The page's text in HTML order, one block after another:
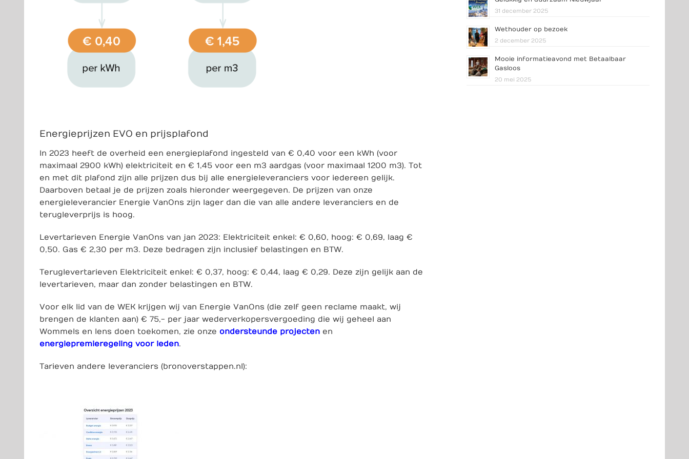
Energieprijzen EVO en prijsplafond
In 2023 heeft de overheid een energieplafond ingesteld van € 0,40 voor een kWh (voor
maximaal 2900 kWh) elektriciteit en € 1,45 voor een m3 aardgas (voor maximaal 1200 m3). Tot
en met dit plafond zijn alle prijzen dus bij alle energieleveranciers voor iedereen gelijk.
Daarboven betaal je de prijzen zoals hieronder weergegeven. De prijzen van onze
energieleverancier Energie VanOns zijn lager dan die van alle andere leveranciers en de
terugleverprijs is hoog.
Levertarieven Energie VanOns van jan 2023: Elektriciteit enkel: € 0,60, hoog: € 0,69, laag €
0,50. Gas € 2,30 per m3. Deze bedragen zijn inclusief belastingen en BTW.
Teruglevertarieven Elektriciteit enkel: € 0,37, hoog: € 0,44, laag € 0,29. Deze zijn gelijk aan de
levertarieven, maar dan zonder belastingen en BTW.
Voor elk lid van de WEK krijgen wij van Energie VanOns (die zelf geen reclame maakt, wij
brengen de klanten aan) € 75,- per jaar wederverkopersvergoeding die wij geheel aan
Wommels en Iens doen toekomen, zie onze ondersteunde projecten en
energiepremieregeling voor leden.
Tarieven andere leveranciers (bronoverstappen.nl):
31 december 2025
Wethouder op bezoek
2 december 2025
Mooie informatieavond met Betaalbaar
Gasloos
20 mei 2025